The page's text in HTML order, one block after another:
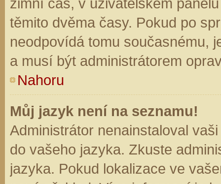
těmito dvěma časy. Pokud po
neodpovídá tomu současnému,
a musí být administrátorem
Nahoru
Můj jazyk není na seznamu!
Administrátor nenainstaloval
do vašeho jazyka. Zkuste
jazyka. Pokud lokalizace ve